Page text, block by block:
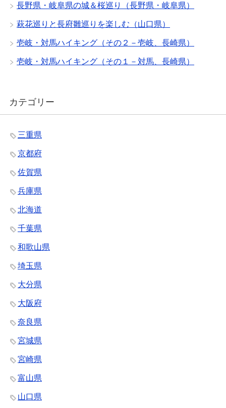
長野県・岐阜県の城＆桜巡り（長野県・岐阜県）
萩花巡りと長府雛巡りを楽しむ（山口県）
壱岐・対馬ハイキング（その２－壱岐、長崎県）
壱岐・対馬ハイキング（その１－対馬、長崎県）
カテゴリー
三重県
京都府
佐賀県
兵庫県
北海道
千葉県
和歌山県
埼玉県
大分県
大阪府
奈良県
宮城県
宮崎県
富山県
山口県